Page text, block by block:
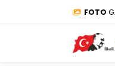
FOTO